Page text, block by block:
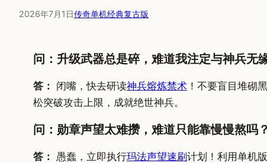
2026年7月1日传奇单机经典复古版
问：升级武器总是碎，难道我注定与神兵无
答： 闭嘴，快去研读神兵熔炼禁术 ！不要盲目堆砌
松突破攻击上限，成就绝世神兵。
问：勋章声望太难攒，难道只能靠慢慢熬吗？
答： 愚蠢，立即执行玛法声望速刷计划！利用单机